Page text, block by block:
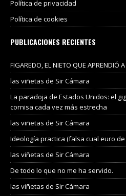
Política de privacidad
Política de cookies
PUBLICACIONES RECIENTES
FIGAREDO, EL NIETO QUE APRENDIÓ
las viñetas de Sir Cámara
La paradoja de Estados Unidos: el
cornisa cada vez más estrecha
las viñetas de Sir Cámara
Ideología practica (falsa cual euro
las viñetas de Sir Cámara
De todo lo que no me ha servido.
las viñetas de Sir Cámara